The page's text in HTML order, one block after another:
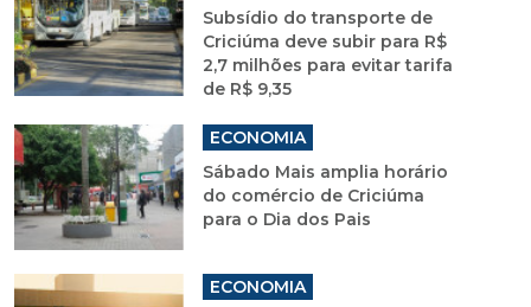
Subsídio do transporte de
Criciúma deve subir para R$
2,7 milhões para evitar tarifa
de R$ 9,35
ECONOMIA
Sábado Mais amplia horário
do comércio de Criciúma
para o Dia dos Pais
ECONOMIA